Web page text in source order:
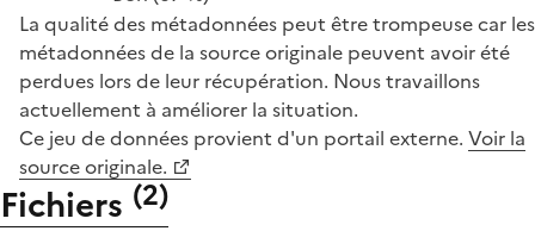
La qualité des métadonnées peut être trompeuse car les
métadonnées de la source originale peuvent avoir été
perdues lors de leur récupération. Nous travaillons
actuellement à améliorer la situation.
Ce jeu de données provient d'un portail externe. Voir la
source originale.
Fichiers (2)